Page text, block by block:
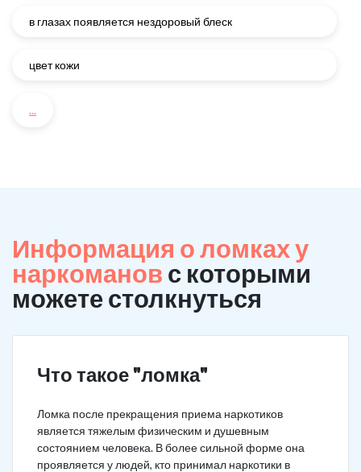
в глазах появляется нездоровый блеск
цвет кожи
...
Информация о ломках у
наркоманов с которыми
можете столкнуться
Что такое "ломка"
Ломка после прекращения приема наркотиков
является тяжелым физическим и душевным
состоянием человека. В более сильной форме она
проявляется у людей, кто принимал наркотики в